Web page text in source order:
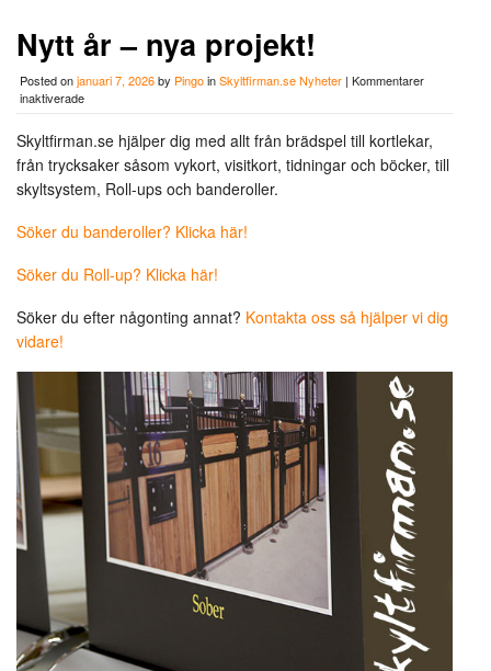
Nytt år – nya projekt!
Posted onjanuari 7, 2026by PingoinSkyltfirman.se Nyheter | Kommentarer
inaktiveradeför
–
nya
projekt!
Skyltfirman.se hjälper dig med allt från brädspel till kortlekar,
från trycksaker såsom vykort, visitkort, tidningar och böcker, till
skyltsystem, Roll-ups och banderoller.
Söker du banderoller? Klicka här!
Söker du Roll-up? Klicka här!
Söker du efter någonting annat? Kontakta oss så hjälper vi dig
vidare!